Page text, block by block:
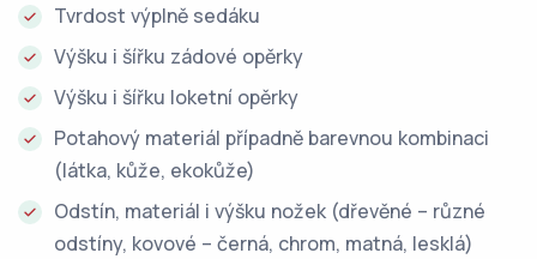
Tvrdost výplně sedáku
Výšku i šířku zádové opěrky
Výšku i šířku loketní opěrky
Potahový materiál případně barevnou kombinaci
(látka, kůže, ekokůže)
Odstín, materiál i výšku nožek (dřevěné – různé
odstíny, kovové – černá, chrom, matná, lesklá)